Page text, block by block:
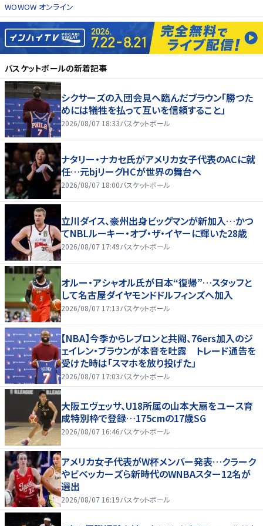
WOWOW オンライン
バスケットボールの新着記事
シクサーズの入団会見へ臨んだブラウン「勝つた
めには犠牲を払って互いを信頼すること」
2026/08/07 18:33バスケットボール
ナタリー・ナカセ氏がアメリカ女子代表のACに就
任…元bjリーグHCが世界の舞台へ
2026/08/07 18:00バスケットボール
立川ダイス、豪州出身ビッグマンが新加入…かつ
てNBLルーキー・オブ・ザ・イヤーに輝いた28歳
2026/08/07 17:49バスケットボール
オルー・アシャオル氏が日本“復帰”…スタッフと
して名古屋ダイヤモンドドルフィンズへ加入
2026/08/07 17:13バスケットボール
【NBA】今季からレブロンと共闘、76ers加入のジ
ェイレン・ブラウンが本音を吐露 トレード通告を
受けた時は「スマホを放り投げた」
2026/08/07 17:03バスケットボール
大阪エヴェッサ、U18所属の山本大扇をユース育
成特別枠で登録…175cmの17歳SG
2026/08/07 16:46バスケットボール
アメリカ女子代表がW杯メンバー発表…クラーク
やビベッカーズら新時代のWNBAスター12名が
選出
2026/08/07 16:19バスケットボール